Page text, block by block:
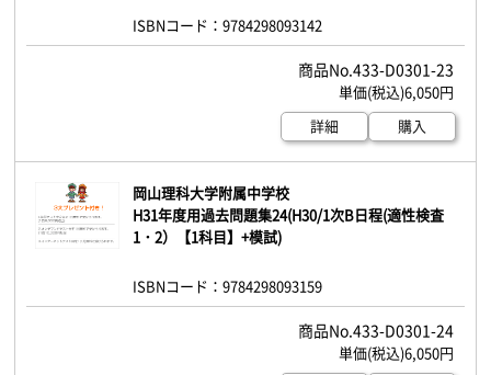
ISBNコード：9784298093142
433-D0301-23
6,050円
詳細
購入
岡山理科大学附属中学校
H31年度用過去問題集24(H30/1次B日程(適性検査
1・2）【1科目】+模試)
ISBNコード：9784298093159
433-D0301-24
6,050円